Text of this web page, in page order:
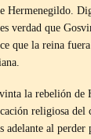
Hermenegildo.
verdad que
que la reina
la rebelión de
religiosa del
adelante al perder